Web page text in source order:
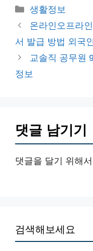
카
테
리
생활정보
온라인오프라
서 발급 방법 외국
교솔직 공무원
정보
댓글 남기기
댓글을 달기 위해
검색해보세요